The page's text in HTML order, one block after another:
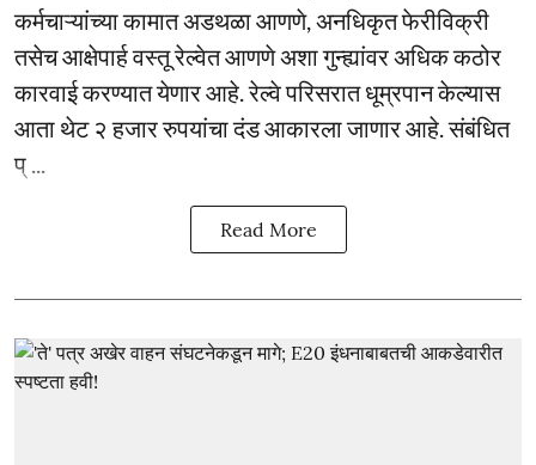
कर्मचाऱ्यांच्या कामात अडथळा आणणे, अनधिकृत फेरीविक्री
तसेच आक्षेपार्ह वस्तू रेल्वेत आणणे अशा गुन्ह्यांवर अधिक कठोर
कारवाई करण्यात येणार आहे. रेल्वे परिसरात धूम्रपान केल्यास
आता थेट २ हजार रुपयांचा दंड आकारला जाणार आहे. संबंधित
प् ...
Read More